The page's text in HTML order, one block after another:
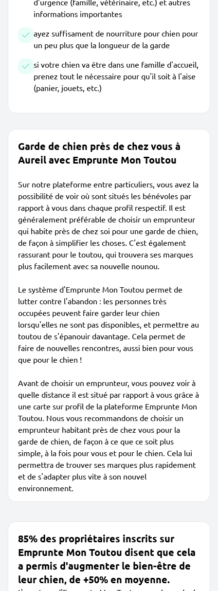
d'urgence (famille, vétérinaire, etc.) et autres
informations importantes
ayez suffisament de nourriture pour chien pour
un peu plus que la longueur de la garde
si votre chien va être dans une famille d'accueil,
prenez tout le nécessaire pour qu'il soit à l'aise
(panier, jouets, etc.)
Garde de chien près de chez vous à
Aureil avec Emprunte Mon Toutou
Sur notre plateforme entre particuliers, vous avez la
possibilité de voir où sont situés les bénévoles par
rapport à vous dans chaque profil respectif. Il est
généralement préférable de choisir un emprunteur
qui habite près de chez soi pour une garde de chien,
de façon à simplifier les choses. C'est également
rassurant pour le toutou, qui trouvera ses marques
plus facilement avec sa nouvelle nounou.
Le système d'Emprunte Mon Toutou permet de
lutter contre l'abandon : les personnes très
occupées peuvent faire garder leur chien
lorsqu'elles ne sont pas disponibles, et permettre au
toutou de s'épanouir davantage. Cela permet de
faire de nouvelles rencontres, aussi bien pour vous
que pour le chien !
Avant de choisir un emprunteur, vous pouvez voir à
quelle distance il est situé par rapport à vous grâce à
une carte sur profil de la plateforme Emprunte Mon
Toutou. Nous vous recommandons de choisir un
emprunteur habitant près de chez vous pour la
garde de chien, de façon à ce que ce soit plus
simple, à la fois pour vous et pour le chien. Cela lui
permettra de trouver ses marques plus rapidement
et de s'adapter plus vite à son nouvel
environnement.
85% des propriétaires inscrits sur
Emprunte Mon Toutou disent que cela
a permis d'augmenter le bien-être de
leur chien, de +50% en moyenne.